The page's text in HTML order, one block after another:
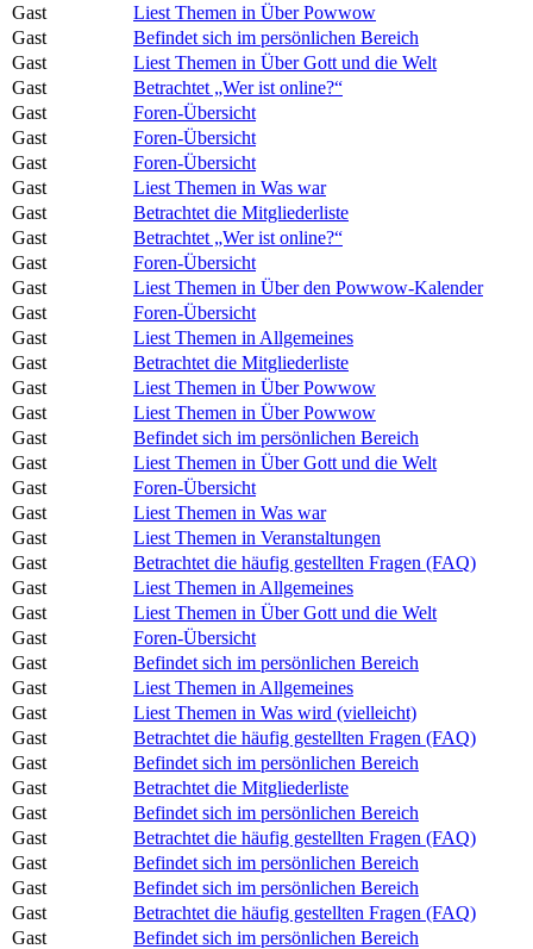
Gast
Liest Themen in Über Powwow
Gast
Befindet sich im persönlichen Bereich
Gast
Liest Themen in Über Gott und die Welt
Gast
Betrachtet „Wer ist online?“
Gast
Foren-Übersicht
Gast
Foren-Übersicht
Gast
Foren-Übersicht
Gast
Liest Themen in Was war
Gast
Betrachtet die Mitgliederliste
Gast
Betrachtet „Wer ist online?“
Gast
Foren-Übersicht
Gast
Liest Themen in Über den Powwow-Kalender
Gast
Foren-Übersicht
Gast
Liest Themen in Allgemeines
Gast
Betrachtet die Mitgliederliste
Gast
Liest Themen in Über Powwow
Gast
Liest Themen in Über Powwow
Gast
Befindet sich im persönlichen Bereich
Gast
Liest Themen in Über Gott und die Welt
Gast
Foren-Übersicht
Gast
Liest Themen in Was war
Gast
Liest Themen in Veranstaltungen
Gast
Betrachtet die häufig gestellten Fragen (FAQ)
Gast
Liest Themen in Allgemeines
Gast
Liest Themen in Über Gott und die Welt
Gast
Foren-Übersicht
Gast
Befindet sich im persönlichen Bereich
Gast
Liest Themen in Allgemeines
Gast
Liest Themen in Was wird (vielleicht)
Gast
Betrachtet die häufig gestellten Fragen (FAQ)
Gast
Befindet sich im persönlichen Bereich
Gast
Betrachtet die Mitgliederliste
Gast
Befindet sich im persönlichen Bereich
Gast
Betrachtet die häufig gestellten Fragen (FAQ)
Gast
Befindet sich im persönlichen Bereich
Gast
Befindet sich im persönlichen Bereich
Gast
Betrachtet die häufig gestellten Fragen (FAQ)
Gast
Befindet sich im persönlichen Bereich